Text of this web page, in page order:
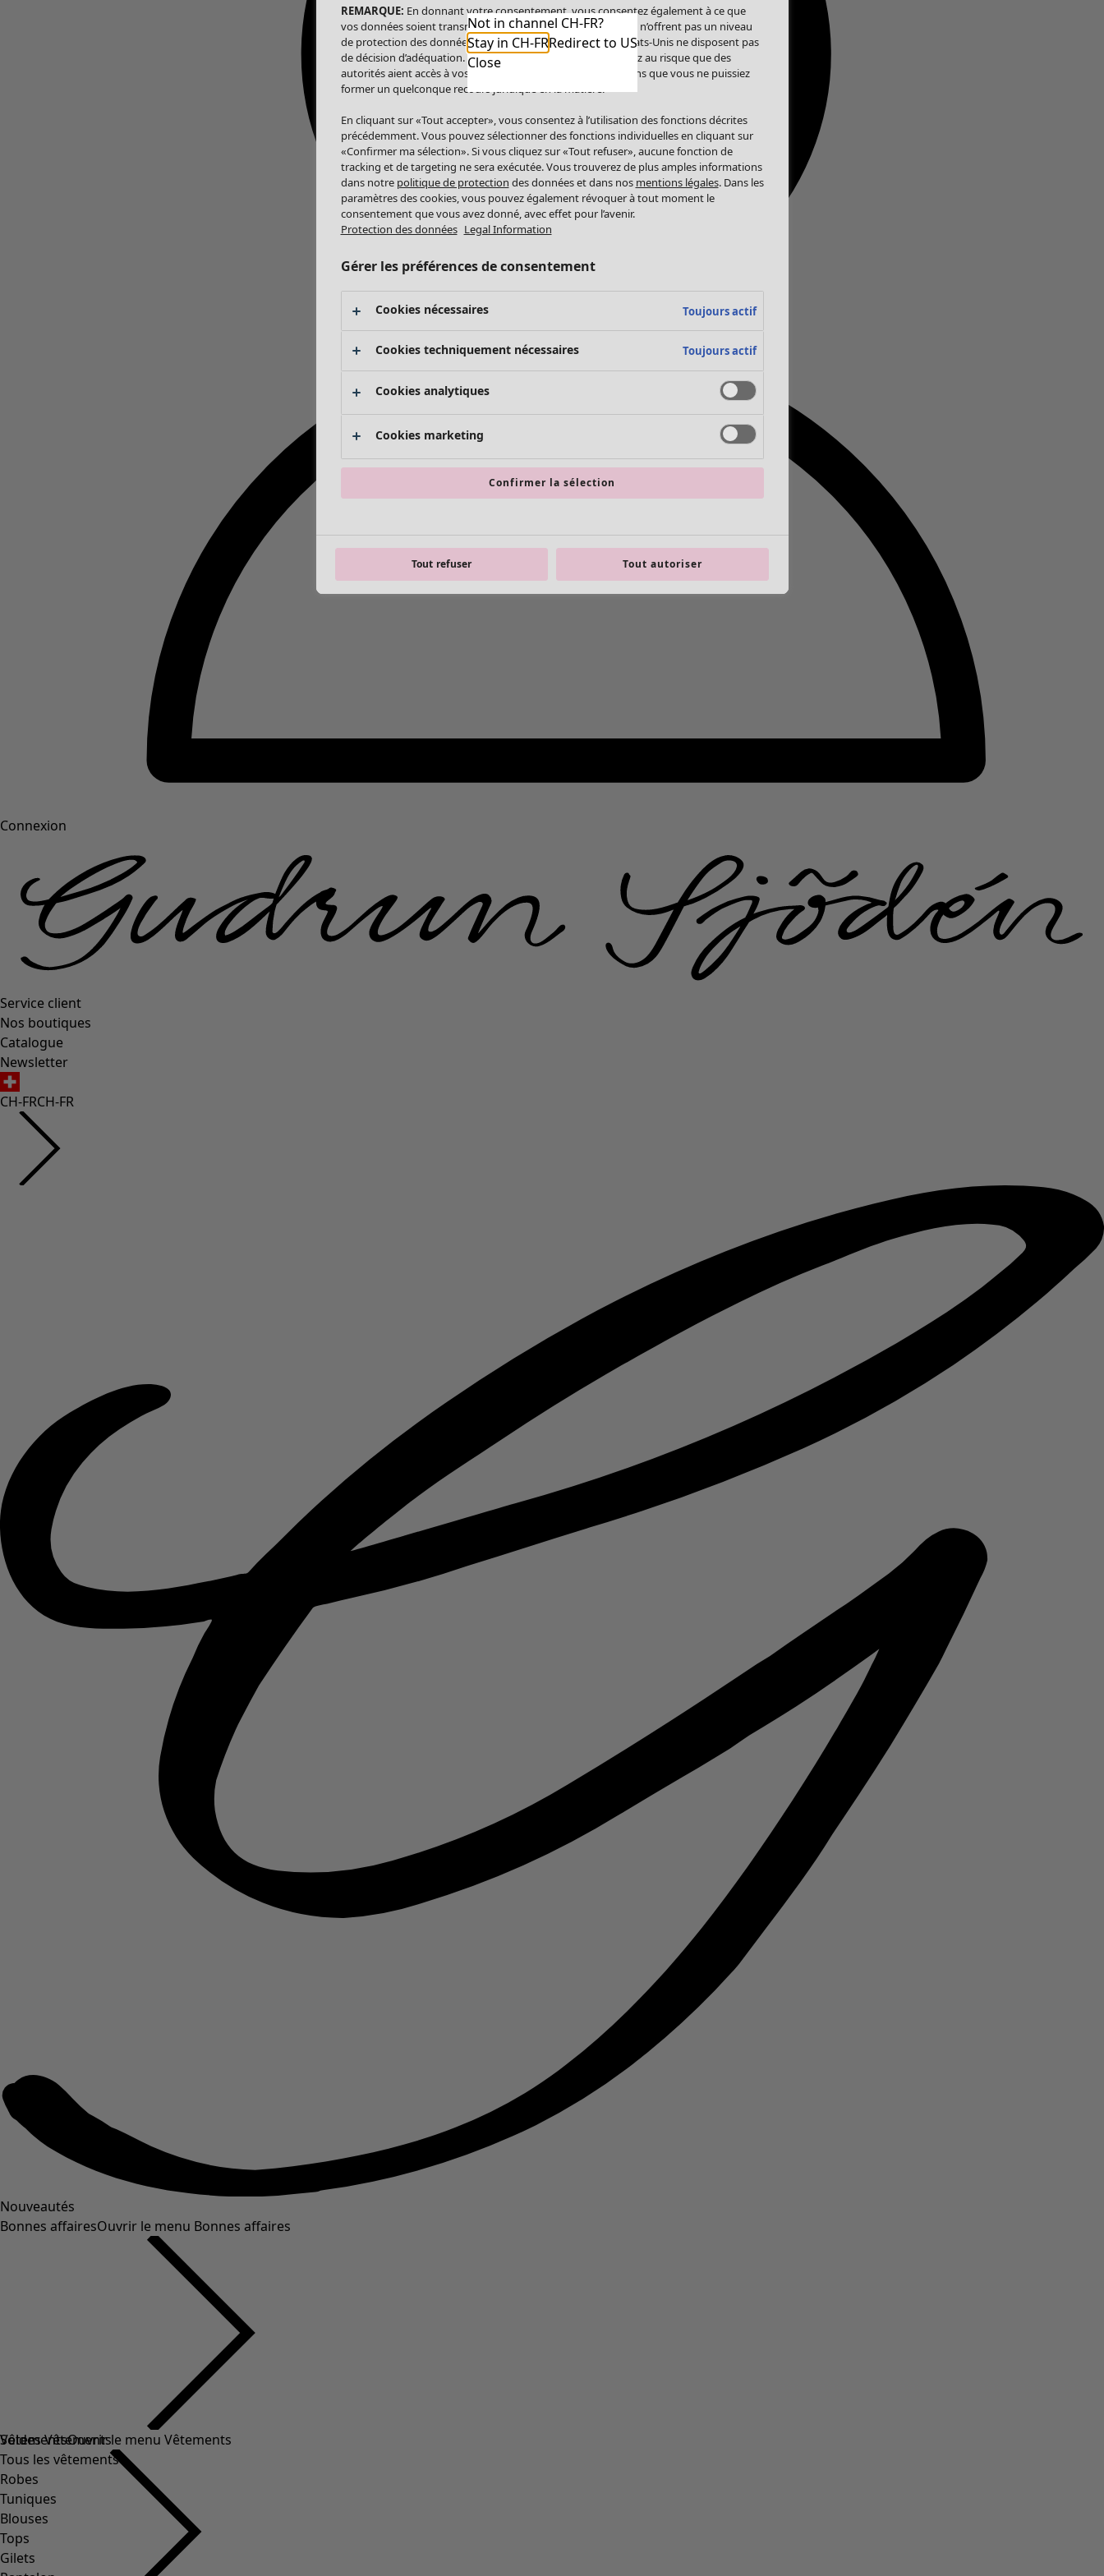
Connexion
Service client
Nos boutiques
Catalogue
Newsletter
CH-FRCH-FR
Nouveautés
Bonnes affairesOuvrir le menu Bonnes affaires
Soldes Vêtements
Tous les vêtements
Robes
Tuniques
Blouses
Tops
Gilets
VêtementsOuvrir le menu Vêtements
Not in channel CH-FR?
Stay in CH-FRRedirect to US
Close
REMARQUE: En donnant votre consentement, vous consentez également à ce que
vos données soient transmises aux États-Unis. Les États-Unis n’offrent pas un niveau
de protection des données comparable à celui de l’UE. Les États-Unis ne disposent pas
de décision d’adéquation. Par conséquent, vous vous exposez au risque que des
autorités aient accès à vos données à caractère personnel sans que vous ne puissiez
former un quelconque recours juridique en la matière.
En cliquant sur «Tout accepter», vous consentez à l’utilisation des fonctions décrites
précédemment. Vous pouvez sélectionner des fonctions individuelles en cliquant sur
«Confirmer ma sélection». Si vous cliquez sur «Tout refuser», aucune fonction de
tracking et de targeting ne sera exécutée. Vous trouverez de plus amples informations
dans notre politique de protection des données et dans nos mentions légales. Dans les
paramètres des cookies, vous pouvez également révoquer à tout moment le
consentement que vous avez donné, avec effet pour l’avenir.
Protection des données Legal Information
Gérer les préférences de consentement
Cookies nécessaires Toujours actif
Cookies techniquement nécessaires Toujours actif
Cookies analytiques
Cookies marketing
Confirmer la sélection
Tout refuser Tout autoriser